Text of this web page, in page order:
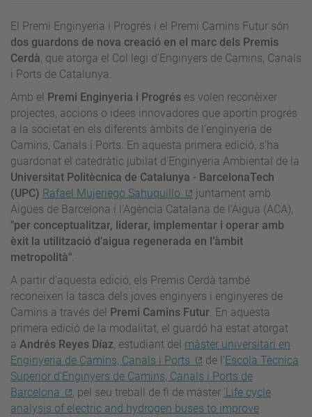
El Premi Enginyeria i Progrés i el Premi Camins Futur són
dos guardons de nova creació en el marc dels Premis
Cerdà, que atorga el Col·legi d’Enginyers de Camins, Canals
i Ports de Catalunya.
Amb el Premi Enginyeria i Progrés es volen reconèixer
projectes, accions o idees innovadores que aportin progrés
a la societat en els diferents àmbits de l’enginyeria de
Camins, Canals i Ports. En aquesta primera edició, s'ha
guardonat el catedràtic jubilat d'Enginyeria Ambiental de la
Universitat Politècnica de Catalunya - BarcelonaTech
(UPC) Rafael Mujeriego Sahuquillo
juntament amb
Aigües de Barcelona i l’Agència Catalana de l’Aigua (ACA),
"per conceptualitzar, liderar, implementar i operar amb
èxit la utilització d’aigua regenerada en l’àmbit
metropolità".
A partir d’aquesta edició, els Premis Cerdà també
reconeixen la tasca dels joves enginyers i enginyeres de
Camins a través del Premi Camins Futur. En aquesta
primera edició de la modalitat, el guardó ha estat atorgat
a Andrés Reyes Díaz, estudiant del màster universitari en
Enginyeria de Camins, Canals i Ports
de l’Escola Tècnica
Superior d'Enginyers de Camins, Canals i Ports de
Barcelona
, pel seu treball de fi de màster 'Life cycle
analysis of electric and hydrogen buses to improve